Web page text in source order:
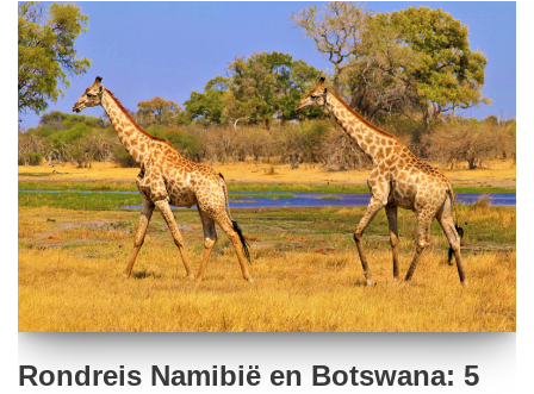
Rondreis Namibië en Botswana: 5